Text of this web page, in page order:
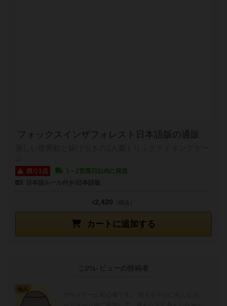
フォックスインザフォレスト日本語版の通販
残り1点
1～2営業日以内に発送
カートに追加する
¥2,420 （税込）
このレビューの投稿者
仙人